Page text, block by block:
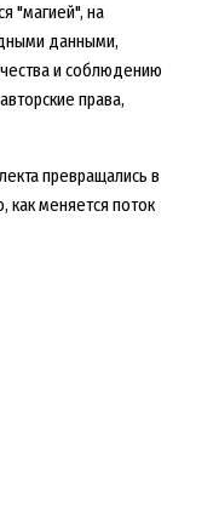
"магией", на
данными,
и соблюдению
права,
превращались в
как меняется поток